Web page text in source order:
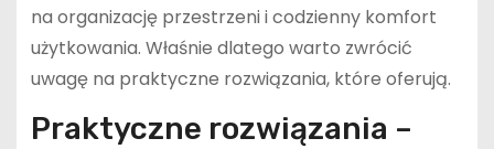
na organizację przestrzeni i codzienny komfort
użytkowania. Właśnie dlatego warto zwrócić
uwagę na praktyczne rozwiązania, które oferują.
Praktyczne rozwiązania –